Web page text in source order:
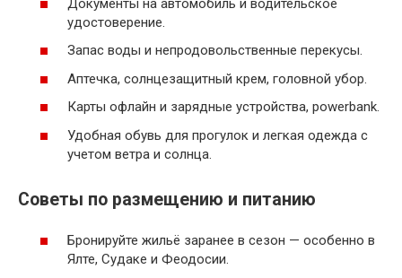
Документы на автомобиль и водительское
удостоверение.
Запас воды и непродовольственные перекусы.
Аптечка, солнцезащитный крем, головной убор.
Карты офлайн и зарядные устройства, powerbank.
Удобная обувь для прогулок и легкая одежда с
учетом ветра и солнца.
Советы по размещению и питанию
Бронируйте жильё заранее в сезон — особенно в
Ялте, Судаке и Феодосии.